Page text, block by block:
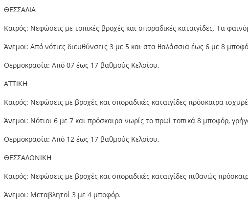
ΘΕΣΣΑΛΙΑ
Καιρός: Νεφώσεις με τοπικές βροχές και σποραδικές καταιγίδες. Τα
Άνεμοι: Από νότιες διευθύνσεις 3 με 5 και στα θαλάσσια έως 6 με 8
Θερμοκρασία: Από 07 έως 17 βαθμούς Κελσίου.
ΑΤΤΙΚΗ
Καιρός: Νεφώσεις με βροχές και σποραδικές καταιγίδες πρόσκαιρα
Άνεμοι: Νότιοι 6 με 7 και πρόσκαιρα νωρίς το πρωί τοπικά 8 μποφόρ,
Θερμοκρασία: Από 12 έως 17 βαθμούς Κελσίου.
ΘΕΣΣΑΛΟΝΙΚΗ
Καιρός: Νεφώσεις με βροχές και σποραδικές καταιγίδες πιθανώς
Άνεμοι: Μεταβλητοί 3 με 4 μποφόρ.